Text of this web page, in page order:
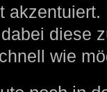
akzentuiert.
diese
wie